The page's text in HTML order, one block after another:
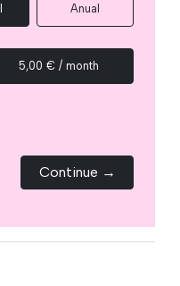
Anual
5,00 € / month
Continue →